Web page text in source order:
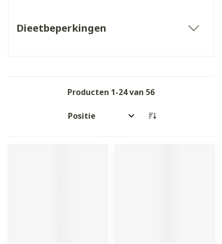
Dieetbeperkingen
Producten 1-24van 56
Sorteer op: